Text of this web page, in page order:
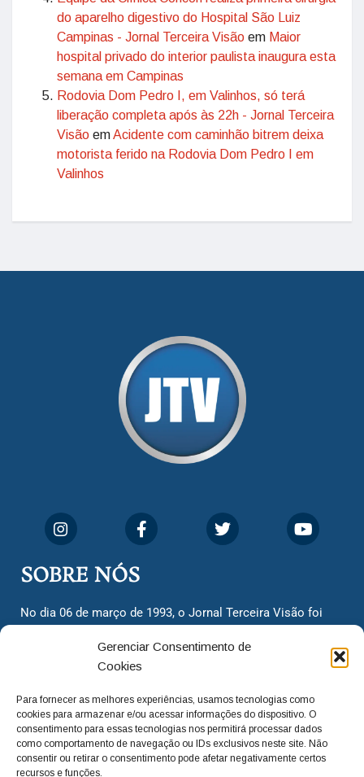
Gerenciar Consentimento de
Cookies
Para fornecer as melhores experiências, usamos tecnologias como
cookies para armazenar e/ou acessar informações do dispositivo. O
consentimento para essas tecnologias nos permitirá processar dados
como comportamento de navegação ou IDs exclusivos neste site. Não
consentir ou retirar o consentimento pode afetar negativamente certos
recursos e funções.
do aparelho digestivo do Hospital São Luiz
Campinas - Jornal Terceira Visão em Maior
hospital privado do interior paulista inaugura esta
semana em Campinas
Rodovia Dom Pedro I, em Valinhos, só terá
liberação completa após às 22h - Jornal Terceira
Visão emAcidente com caminhão bitrem deixa
motorista ferido na Rodovia Dom Pedro I em
Valinhos
SOBRE NÓS
No dia 06 de março de 1993, o Jornal Terceira Visão foi
cidadãos valinhenses, já que naquela época só existiam
dois jornais. Há mais de 30 anos, o jornal continua
com o foco de trazer as melhores notícias. Nunca
deixamos de lado as necessidades do cidadão, sempre
questionando os órgãos públicos em busca de melhorias
para a cidade e sempre cobrando resoluções para casos